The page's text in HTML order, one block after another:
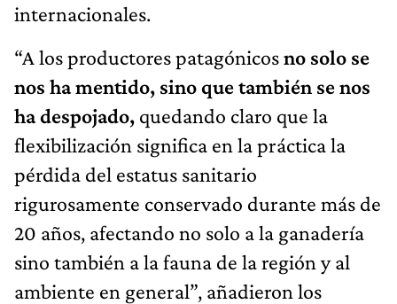
internacionales.
“A los productores patagónicosno solo se
nos ha mentido, sino que también se nos
ha despojado, quedando claro que la
flexibilización significa en la práctica la
pérdida del estatus sanitario
rigurosamente conservado durante más de
20 años, afectando no solo a la ganadería
sino también a la fauna de la región y al
ambiente en general”, añadieron los